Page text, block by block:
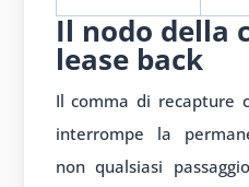
Il nodo della
lease back
Il comma di recapture
interrompe la
non qualsiasi